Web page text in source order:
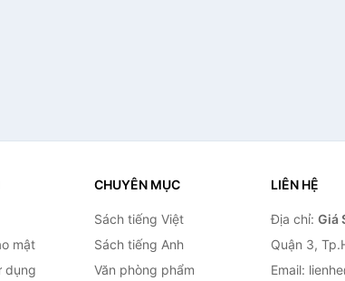
mật
dụng
CHUYÊN MỤC
Sách tiếng Việt
Sách tiếng Anh
Văn phòng phẩm
LIÊN HỆ
Địa chỉ: Giá
Quận 3,
Email: